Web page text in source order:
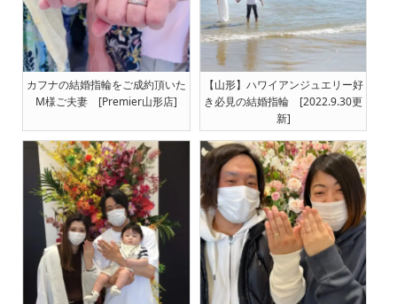
カフナの結婚指輪をご成約頂いた
M様ご夫妻 [Premier山形店]
【山形】ハワイアンジュエリー好
き必見の結婚指輪 [2022.9.30更
新]